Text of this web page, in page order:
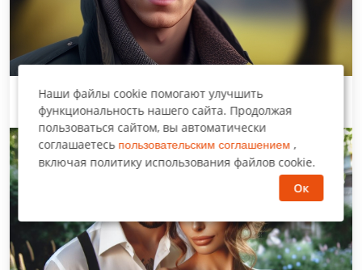
Ошибка богатой стервы
Любовь
Наши файлы cookie помогают улучшить
функциональность нашего сайта. Продолжая
пользоваться сайтом, вы автоматически
соглашаетесь пользовательским соглашением ,
включая политику использования файлов cookie.
Ок